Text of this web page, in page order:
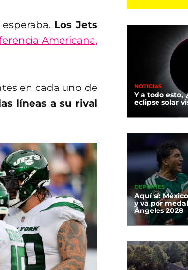
Los Jets
Americana,
en cada uno de
líneas a su rival
NOTICIAS
Y a todo esto,
eclipse solar
DEPORTES
Aquí sí:
y va por
Ángeles 2028